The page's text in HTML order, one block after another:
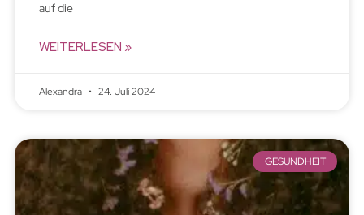
auf die
WEITERLESEN »
Alexandra 24. Juli 2024
GESUNDHEIT